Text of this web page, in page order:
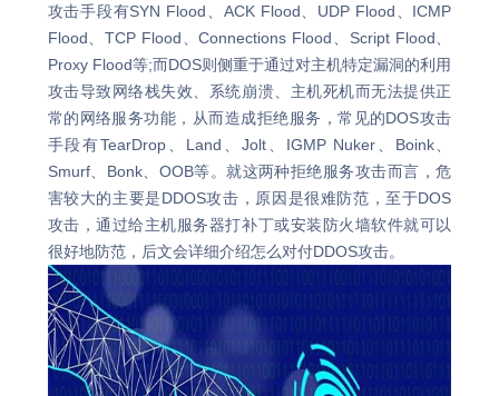
攻击手段有SYN Flood、ACK Flood、UDP Flood、ICMP
Flood、TCP Flood、Connections Flood、Script Flood、
Proxy Flood等;而DOS则侧重于通过对主机特定漏洞的利用
攻击导致网络栈失效、系统崩溃、主机死机而无法提供正
常的网络服务功能，从而造成拒绝服务，常见的DOS攻击
手段有TearDrop、Land、Jolt、IGMP Nuker、Boink、
Smurf、Bonk、OOB等。就这两种拒绝服务攻击而言，危
害较大的主要是DDOS攻击，原因是很难防范，至于DOS
攻击，通过给主机服务器打补丁或安装防火墙软件就可以
很好地防范，后文会详细介绍怎么对付DDOS攻击。